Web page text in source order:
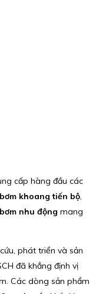
cấp hàng đầu các
bơm khoang tiến bộ,
bơm nhu động mang
phát triển và sản
đã khẳng định vị
Các dòng sản phẩm